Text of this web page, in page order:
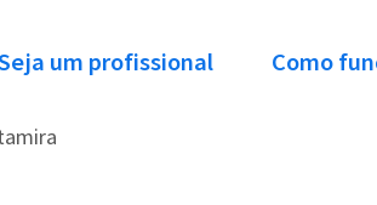
um profissional Como